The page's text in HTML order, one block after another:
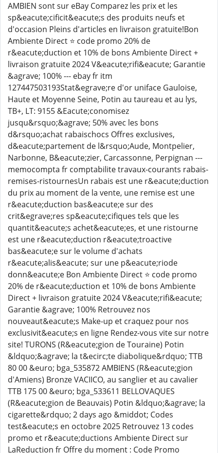
AMBIEN sont sur eBay Comparez les prix et les
sp&eacute;cificit&eacute;s des produits neufs et
d'occasion Pleins d'articles en livraison gratuite!Bon
Ambiente Direct ⭐ code promo 20% de
r&eacute;duction et 10% de bons Ambiente Direct +
livraison gratuite 2024 V&eacute;rifi&eacute; Garantie
&agrave; 100% --- ebay fr itm
127447503193Stat&egrave;re d'or uniface Gauloise,
Haute et Moyenne Seine, Potin au taureau et au lys,
TB+, LT: 9155 &Eacute;conomisez
jusqu&rsquo;&agrave; 50% avec les bons
d&rsquo;achat rabaischocs Offres exclusives,
d&eacute;partement de l&rsquo;Aude, Montpelier,
Narbonne, B&eacute;zier, Carcassonne, Perpignan ---
memocompta fr comptabilite travaux-courants rabais-
remises-ristournesUn rabais est une r&eacute;duction
du prix au moment de la vente, une remise est une
r&eacute;duction bas&eacute;e sur des
crit&egrave;res sp&eacute;cifiques tels que les
quantit&eacute;s achet&eacute;es, et une ristourne
est une r&eacute;duction r&eacute;troactive
bas&eacute;e sur le volume d'achats
r&eacute;alis&eacute; sur une p&eacute;riode
donn&eacute;e Bon Ambiente Direct ⭐ code promo
20% de r&eacute;duction et 10% de bons Ambiente
Direct + livraison gratuite 2024 V&eacute;rifi&eacute;
Garantie &agrave; 100% Retrouvez nos
nouveaut&eacute;s Make-up et craquez pour nos
exclusivit&eacute;s en ligne Rendez-vous vite sur notre
site! TURONS (R&eacute;gion de Touraine) Potin
&ldquo;&agrave; la t&ecirc;te diabolique&rdquo; TTB
80 00 &euro; bga_535872 AMBIENS (R&eacute;gion
d'Amiens) Bronze VACIICO, au sanglier et au cavalier
TTB 175 00 &euro; bga_533611 BELLOVAQUES
(R&eacute;gion de Beauvais) Potin &ldquo;&agrave; la
cigarette&rdquo; 2 days ago &middot; Codes
test&eacute;s en octobre 2025 Retrouvez 13 codes
promo et r&eacute;ductions Ambiente Direct sur
LaReduction fr Offre du moment : Code Promo